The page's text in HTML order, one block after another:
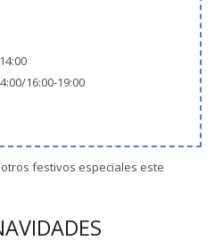
16:00-19:00
festivos especiales este